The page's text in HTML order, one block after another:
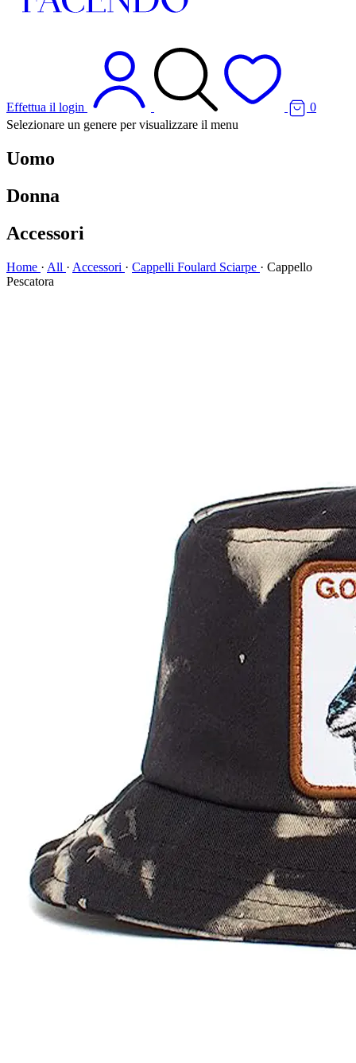
Effettua il login
0
Selezionare un genere per visualizzare il menu
Uomo
Donna
Accessori
Home · All · Accessori · Cappelli Foulard Sciarpe · Cappello
Pescatora